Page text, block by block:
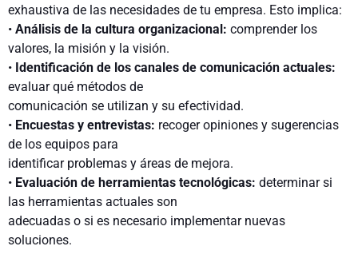
exhaustiva de las necesidades de tu empresa. Esto implica:
• Análisis de la cultura organizacional: comprender los
valores, la misión y la visión.
• Identificación de los canales de comunicación actuales:
evaluar qué métodos de
comunicación se utilizan y su efectividad.
• Encuestas y entrevistas: recoger opiniones y sugerencias
de los equipos para
identificar problemas y áreas de mejora.
• Evaluación de herramientas tecnológicas: determinar si
las herramientas actuales son
adecuadas o si es necesario implementar nuevas
soluciones.